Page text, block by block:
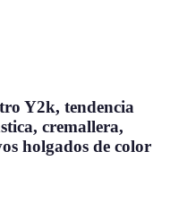
Y2k, tendencia
cremallera,
holgados de color